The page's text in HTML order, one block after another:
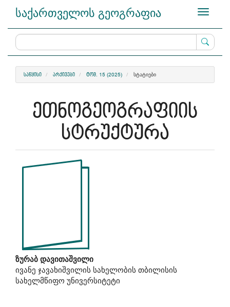
Main
Navigation
Main
Sidebar
Toggle
საქართველოს გეოგრაფია
ᲡᲐᲬᲧᲘᲡᲘ ᲐᲠᲥᲘᲕᲔᲑᲘ ᲢᲝᲛ. 15 (2025) ᲡᲢᲐᲢᲘᲔᲑᲘ
ეთნოგეოგრაფიის
სტრუქტურა
Article
Main
Article
ზურაბ დავითაშვილი
ივანე ჯავახიშვილის სახელობის თბილისის
სახელმწიფო უნივერსიტეტი